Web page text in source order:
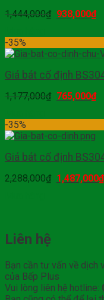
1,444,000₫ 938,000₫
-35%
Giá bát cố định
1,177,000₫ 765,000₫
-35%
Giá bát cố định
2,288,000₫ 1,487,000₫
Liên hệ
Bạn cần tư vấn về dịch
của Bếp Plus
Vui lòng liên hệ hotline: